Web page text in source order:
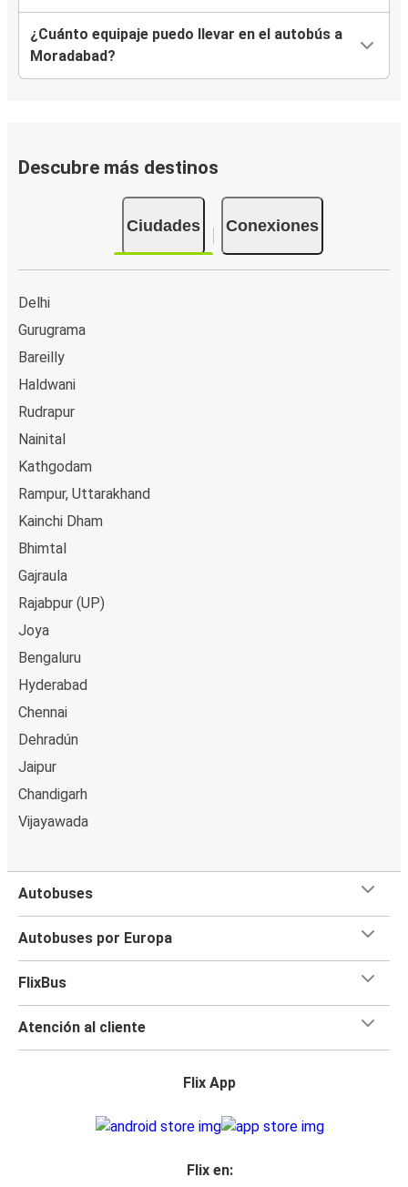
¿Cuánto equipaje puedo llevar en el autobús a
Moradabad?
Descubre más destinos
Ciudades Conexiones
Delhi
Gurugrama
Bareilly
Haldwani
Rudrapur
Nainital
Kathgodam
Rampur, Uttarakhand
Kainchi Dham
Bhimtal
Gajraula
Rajabpur (UP)
Joya
Bengaluru
Hyderabad
Chennai
Dehradún
Jaipur
Chandigarh
Vijayawada
Autobuses
Autobuses por Europa
FlixBus
Atención al cliente
Flix App
Flix en: